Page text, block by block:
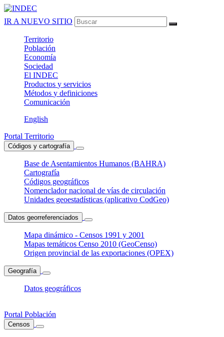
IR A NUEVO SITIO
Territorio
Población
Economía
Sociedad
El INDEC
Productos y servicios
Métodos y definiciones
Comunicación
English
Portal Territorio
Códigos y cartografía
Base de Asentamientos Humanos (BAHRA)
Cartografía
Códigos geográficos
Nomenclador nacional de vías de circulación
Unidades geoestadísticas (aplicativo CodGeo)
Datos georreferenciados
Mapa dinámico - Censos 1991 y 2001
Mapas temáticos Censo 2010 (GeoCenso)
Origen provincial de las exportaciones (OPEX)
Geografía
Datos geográficos
Portal Población
Censos